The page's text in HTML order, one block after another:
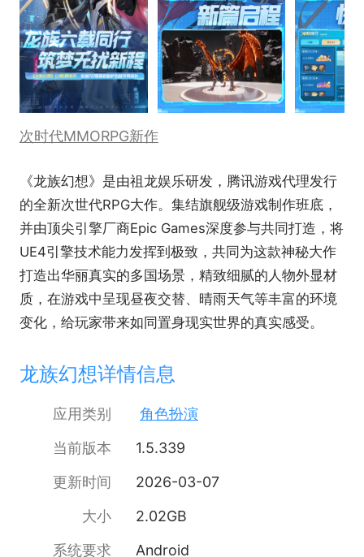
次时代MMORPG新作
《龙族幻想》是由祖龙娱乐研发，腾讯游戏代理发行
的全新次世代RPG大作。集结旗舰级游戏制作班底，
并由顶尖引擎厂商Epic Games深度参与共同打造，将
UE4引擎技术能力发挥到极致，共同为这款神秘大作
打造出华丽真实的多国场景，精致细腻的人物外显材
质，在游戏中呈现昼夜交替、晴雨天气等丰富的环境
变化，给玩家带来如同置身现实世界的真实感受。
龙族幻想详情信息
应用类别
角色扮演
当前版本
1.5.339
更新时间
2026-03-07
大小
2.02GB
系统要求
Android